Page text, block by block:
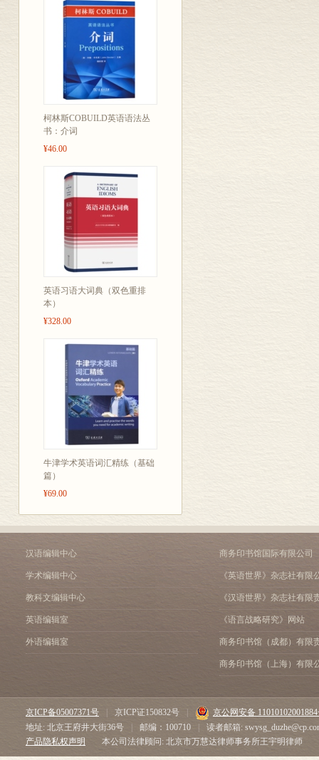
柯林斯COBUILD英语语法丛
书：介词
¥46.00
英语习语大词典（双色重排
本）
¥328.00
牛津学术英语词汇精练（基础
篇）
¥69.00
汉语编辑中心
学术编辑中心
教科文编辑中心
英语编辑室
外语编辑室
商务印书馆国际有限公司
《英语世界》杂志社有限
《汉语世界》杂志社有限
《语言战略研究》网站
商务印书馆（成都）有限
商务印书馆（上海）有限
京ICP备05007371号 京ICP证150832号
京公网安备
地址: 北京王府井大街36号
邮编：100710
读者邮箱:
产品隐私权声明
本公司法律顾问: 北京市万慧达律师事务所王宇明律师